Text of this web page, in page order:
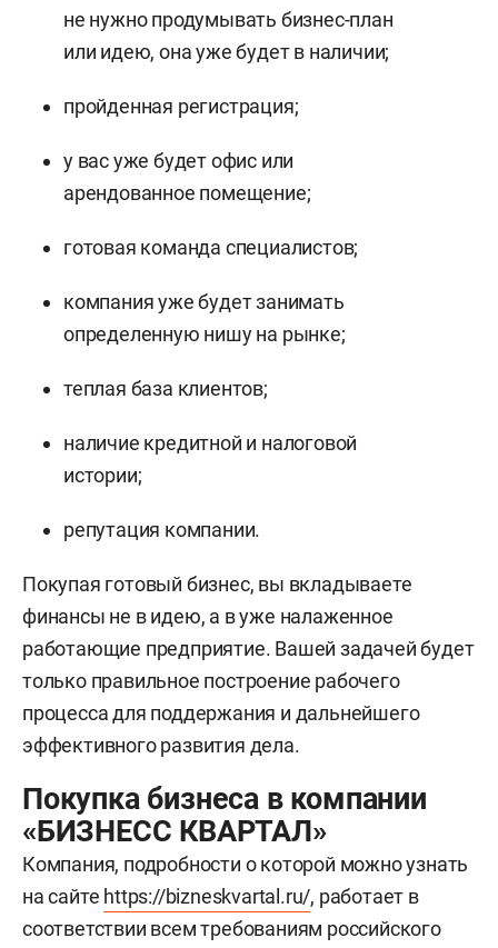
не нужно продумывать бизнес-план
или идею, она уже будет в наличии;
пройденная регистрация;
у вас уже будет офис или
арендованное помещение;
готовая команда специалистов;
компания уже будет занимать
определенную нишу на рынке;
теплая база клиентов;
наличие кредитной и налоговой
истории;
репутация компании.
Покупая готовый бизнес, вы вкладываете
финансы не в идею, а в уже налаженное
работающие предприятие. Вашей задачей будет
только правильное построение рабочего
процесса для поддержания и дальнейшего
эффективного развития дела.
Покупка бизнеса в компании
«БИЗНЕСС КВАРТАЛ»
Компания, подробности о которой можно узнать
на сайте https://bizneskvartal.ru/, работает в
соответствии всем требованиям российского